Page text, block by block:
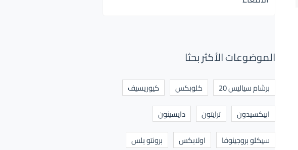
الموضوعات الأكثر بحثا
برشام سياليس 20 كلوبكس
كيوريسيف
ابيكسيدون
ترايتون
دايسينون
سيكلو بروجينوفا
اولابكس
برونتو بلس